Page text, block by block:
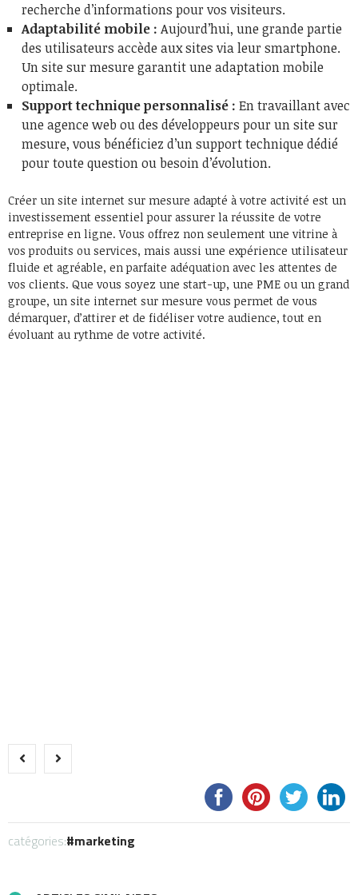
recherche d’informations pour vos visiteurs.
Adaptabilité mobile : Aujourd’hui, une grande partie
des utilisateurs accède aux sites via leur smartphone.
Un site sur mesure garantit une adaptation mobile
optimale.
Support technique personnalisé : En travaillant avec
une agence web ou des développeurs pour un site sur
mesure, vous bénéficiez d’un support technique dédié
pour toute question ou besoin d’évolution.
Créer un site internet sur mesure adapté à votre activité est un
investissement essentiel pour assurer la réussite de votre
entreprise en ligne. Vous offrez non seulement une vitrine à
vos produits ou services, mais aussi une expérience utilisateur
fluide et agréable, en parfaite adéquation avec les attentes de
vos clients. Que vous soyez une start-up, une PME ou un grand
groupe, un site internet sur mesure vous permet de vous
démarquer, d’attirer et de fidéliser votre audience, tout en
évoluant au rythme de votre activité.
catégories: marketing